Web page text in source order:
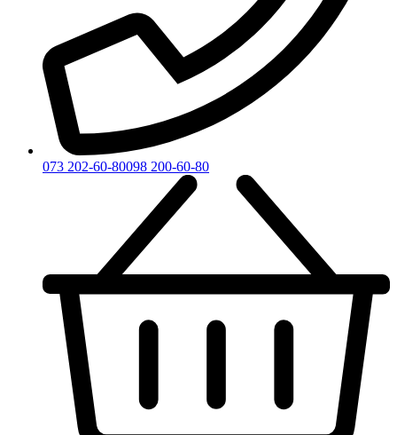
073 202-60-80098 200-60-80